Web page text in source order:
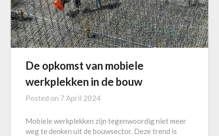
De opkomst van mobiele
werkplekken in de bouw
Posted on 7 April 2024
Mobiele werkplekken zijn tegenwoordig niet meer
weg te denken uit de bouwsector. Deze trend is